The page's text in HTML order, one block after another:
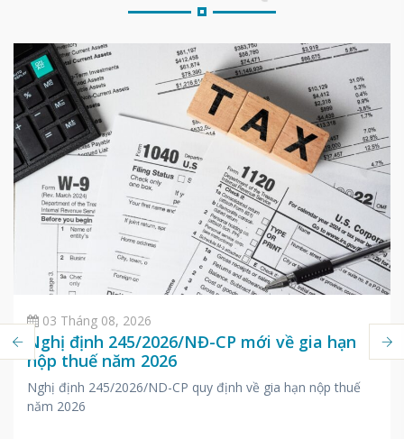
03 Tháng 08, 2026
Nghị định 245/2026/NĐ-CP mới về gia hạn
nộp thuế năm 2026
Nghị định 245/2026/ND-CP quy định về gia hạn nộp thuế
năm 2026